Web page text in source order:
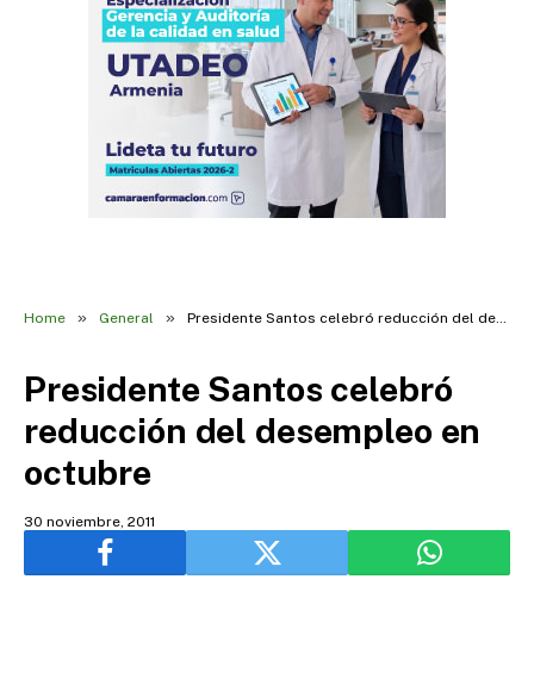
Home » General » Presidente Santos celebró reducción del desempleo en octubre
Presidente Santos celebró
reducción del desempleo en
octubre
30 noviembre, 2011